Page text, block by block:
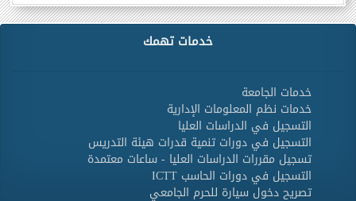
خدمات تهمك
خدمات الجامعة
خدمات نظم المعلومات الإدارية
التسجيل في الدراسات العليا
التسجيل في دورات تنمية قدرات هيئة التدريس
تسجيل مقررات الدراسات العليا - ساعات معتمدة
التسجيل في دورات الحاسب ICTT
تصريح دخول سيارة للحرم الجامعي